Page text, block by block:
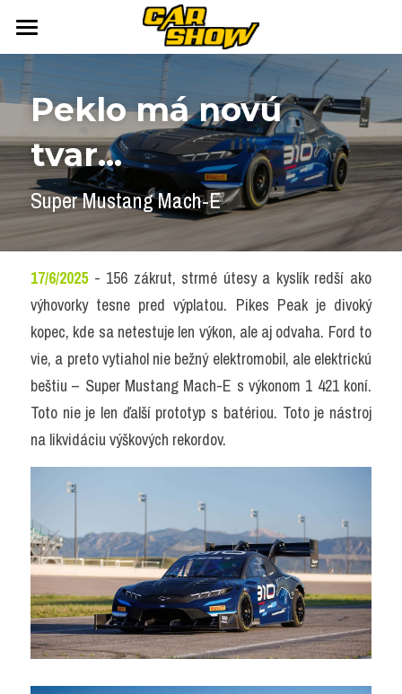
DOMOV
AUTONEWS
AUKCIE
ARCHÍV
NEWSLETTER
KONTAKT
ŠPORT
ČLÁNKY
KALENDÁR
Přihlášení/ Registrace účtu
Vyhledávání
Peklo má novú
tvar...
Super Mustang Mach-E
17/6/2025 - 156 zákrut, strmé útesy a kyslík redší ako
výhovorky tesne pred výplatou. Pikes Peak je divoký
kopec, kde sa netestuje len výkon, ale aj odvaha. Ford to
vie, a preto vytiahol nie bežný elektromobil, ale elektrickú
beštiu – Super Mustang Mach-E s výkonom 1 421 koní.
Toto nie je len ďalší prototyp s batériou. Toto je nástroj
na likvidáciu výškových rekordov.